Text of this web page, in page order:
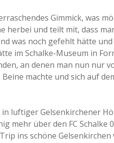
Gimmick, was
und teilt mit, dass
was noch gefehlt hätte
im Schalke-Museum in
an denen man nun nur
machte und sich auf
luftiger Gelsenkirchener
mehr über den FC Schalke
ins schöne Gelsenkirchen